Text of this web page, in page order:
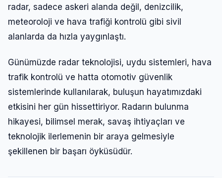
radar, sadece askeri alanda değil, denizcilik,
meteoroloji ve hava trafiği kontrolü gibi sivil
alanlarda da hızla yaygınlaştı.
Günümüzde radar teknolojisi, uydu sistemleri, hava
trafik kontrolü ve hatta otomotiv güvenlik
sistemlerinde kullanılarak, buluşun hayatımızdaki
etkisini her gün hissettiriyor. Radarın bulunma
hikayesi, bilimsel merak, savaş ihtiyaçları ve
teknolojik ilerlemenin bir araya gelmesiyle
şekillenen bir başarı öyküsüdür.